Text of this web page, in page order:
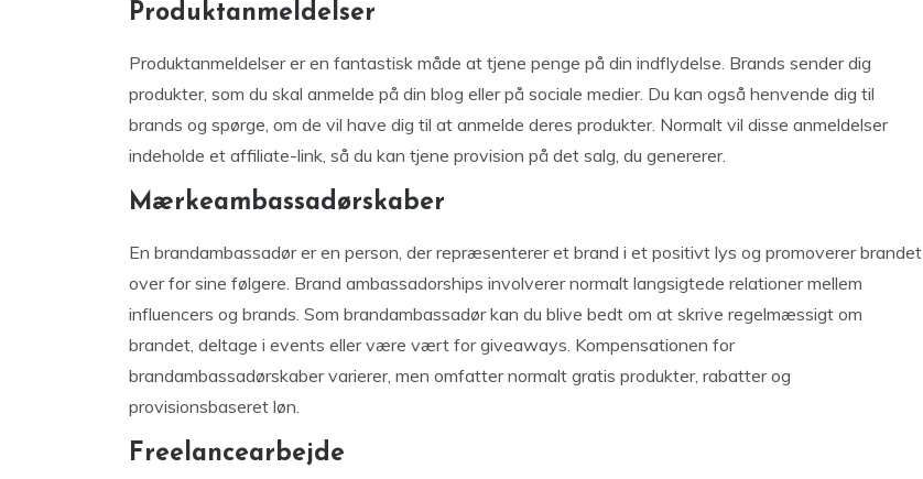
Produktanmeldelser
Produktanmeldelser er en fantastisk måde at tjene penge på din indflydelse. Brands sender dig
produkter, som du skal anmelde på din blog eller på sociale medier. Du kan også henvende dig til
brands og spørge, om de vil have dig til at anmelde deres produkter. Normalt vil disse anmeldelser
indeholde et affiliate-link, så du kan tjene provision på det salg, du genererer.
Mærkeambassadørskaber
En brandambassadør er en person, der repræsenterer et brand i et positivt lys og promoverer brandet
over for sine følgere. Brand ambassadorships involverer normalt langsigtede relationer mellem
influencers og brands. Som brandambassadør kan du blive bedt om at skrive regelmæssigt om
brandet, deltage i events eller være vært for giveaways. Kompensationen for
brandambassadørskaber varierer, men omfatter normalt gratis produkter, rabatter og
provisionsbaseret løn.
Freelancearbejde